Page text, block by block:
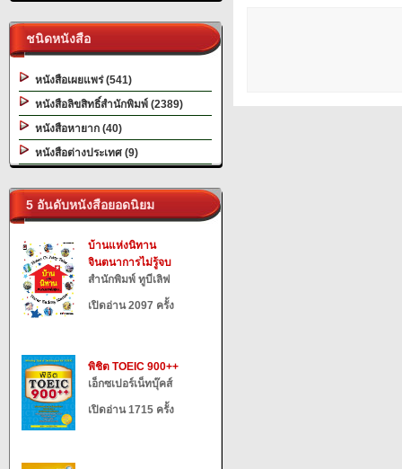
ชนิดหนังสือ
หนังสือเผยแพร่ (541)
หนังสือลิขสิทธิ์สำนักพิมพ์ (2389)
หนังสือหายาก (40)
หนังสือต่างประเทศ (9)
5 อันดับหนังสือยอดนิยม
บ้านแห่งนิทาน
จินตนาการไม่รู้จบ
สำนักพิมพ์ ทูบีเลิฟ
เปิดอ่าน 2097 ครั้ง
พิชิต TOEIC 900++
เอ็กซเปอร์เน็ทบุ๊คส์
เปิดอ่าน 1715 ครั้ง